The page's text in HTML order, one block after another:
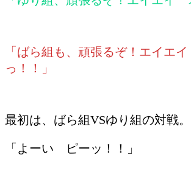
「ばら組も、頑張るぞ！エイエ
っ！！」
最初は、ばら組VSゆり組の対戦。
「よーい ピーッ！！」